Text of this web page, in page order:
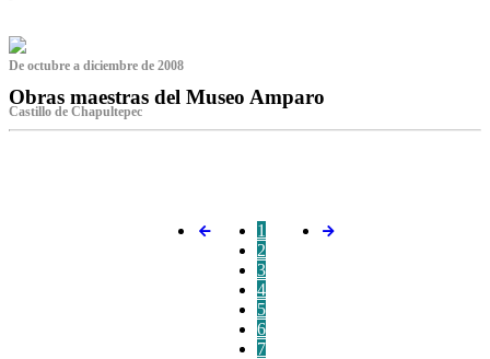
De octubre a diciembre de 2008
Obras maestras del Museo Amparo
Castillo de Chapultepec
1
2
3
4
5
6
7